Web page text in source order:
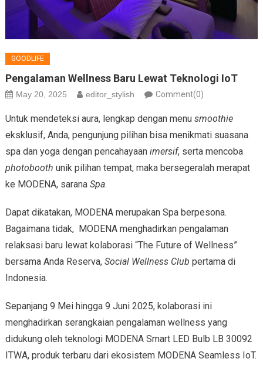
GOODLIFE
Pengalaman Wellness Baru Lewat Teknologi IoT
May 20, 2025 editor_stylish Comment(0)
Untuk mendeteksi aura, lengkap dengan menu smoothie
eksklusif, Anda, pengunjung pilihan bisa menikmati suasana
spa dan yoga dengan pencahayaan imersif, serta mencoba
photobooth unik pilihan tempat, maka bersegeralah merapat
ke MODENA, sarana Spa.
Dapat dikatakan, MODENA merupakan Spa berpesona.
Bagaimana tidak, MODENA menghadirkan pengalaman
relaksasi baru lewat kolaborasi “The Future of Wellness”
bersama Anda Reserva, Social Wellness Club pertama di
Indonesia.
Sepanjang 9 Mei hingga 9 Juni 2025, kolaborasi ini
menghadirkan serangkaian pengalaman wellness yang
didukung oleh teknologi MODENA Smart LED Bulb LB 30092
ITWA, produk terbaru dari ekosistem MODENA Seamless IoT.